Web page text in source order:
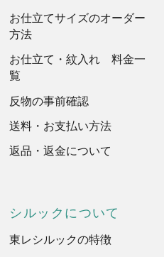
お仕立てサイズのオーダー
方法
お仕立て・紋入れ 料金一
覧
反物の事前確認
送料・お支払い方法
返品・返金について
シルックについて
東レシルックの特徴